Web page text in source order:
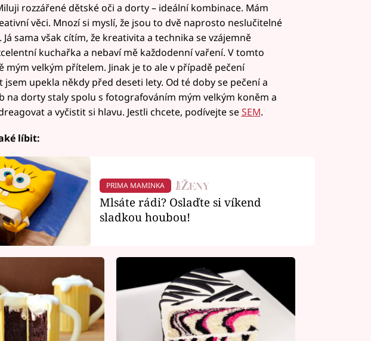
rozzářené dětské oči a dorty – ideální kombinace. Mám
věci. Mnozí si myslí, že jsou to dvě naprosto neslučitelné
sama však cítím, že kreativita a technika se vzájemně
kuchařka a nebaví mě každodenní vaření. V tomto
mým velkým přítelem. Jinak je to ale v případě pečení
upekla někdy před deseti lety. Od té doby se pečení a
na dorty staly spolu s fotografováním mým velkým koněm a
a vyčistit si hlavu. Jestli chcete, podívejte seSEM.
líbit:
PRIMA MAMINKA
Mlsáte rádi? Oslaďte si víkend
sladkou houbou!